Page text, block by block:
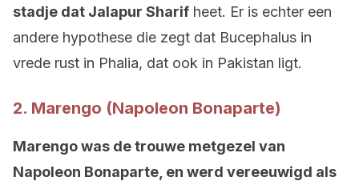
stadje dat Jalapur Sharif heet. Er is echter een
andere hypothese die zegt dat Bucephalus in
vrede rust in Phalia, dat ook in Pakistan ligt.
2. Marengo (Napoleon Bonaparte)
Marengo was de trouwe metgezel van
Napoleon Bonaparte, en werd vereeuwigd als